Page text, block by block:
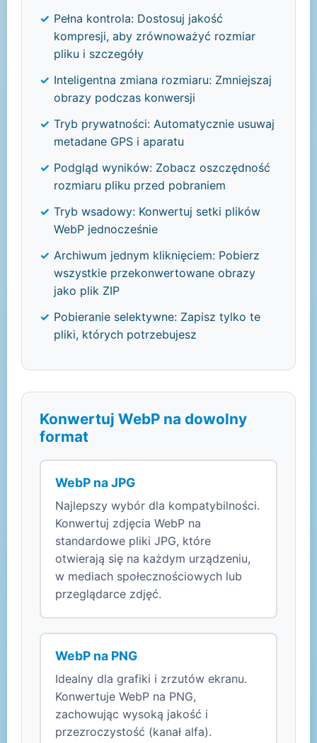
Pełna kontrola: Dostosuj jakość
kompresji, aby zrównoważyć rozmiar
pliku i szczegóły
Inteligentna zmiana rozmiaru: Zmniejszaj
obrazy podczas konwersji
Tryb prywatności: Automatycznie usuwaj
metadane GPS i aparatu
Podgląd wyników: Zobacz oszczędność
rozmiaru pliku przed pobraniem
Tryb wsadowy: Konwertuj setki plików
WebP jednocześnie
Archiwum jednym kliknięciem: Pobierz
wszystkie przekonwertowane obrazy
jako plik ZIP
Pobieranie selektywne: Zapisz tylko te
pliki, których potrzebujesz
Konwertuj WebP na dowolny
format
WebP na JPG
Najlepszy wybór dla kompatybilności.
Konwertuj zdjęcia WebP na
standardowe pliki JPG, które
otwierają się na każdym urządzeniu,
w mediach społecznościowych lub
przeglądarce zdjęć.
WebP na PNG
Idealny dla grafiki i zrzutów ekranu.
Konwertuje WebP na PNG,
zachowując wysoką jakość i
przezroczystość (kanał alfa).